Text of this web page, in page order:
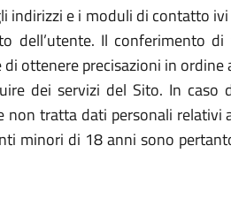
e i moduli di contatto
Il conferimento
ottenere precisazioni in
dei servizi del Sito. In caso
tratta dati personali relativi
minori di 18 anni sono